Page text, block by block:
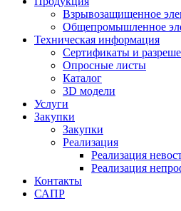
Взрывозащищенное
Общепромышленное
Техническая информация
Сертификаты и
Опросные листы
Каталог
3D модели
Услуги
Закупки
Закупки
Реализация
Реализация
Реализация
Контакты
САПР